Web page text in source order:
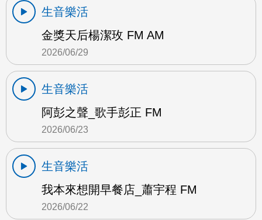
生音樂活
金獎天后楊潔玫 FM AM
2026/06/29
生音樂活
阿彭之聲_歌手彭正 FM
2026/06/23
生音樂活
我本來想開早餐店_蕭宇程 FM
2026/06/22